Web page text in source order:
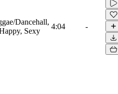
Dancehall,
Sexy
4:04 -